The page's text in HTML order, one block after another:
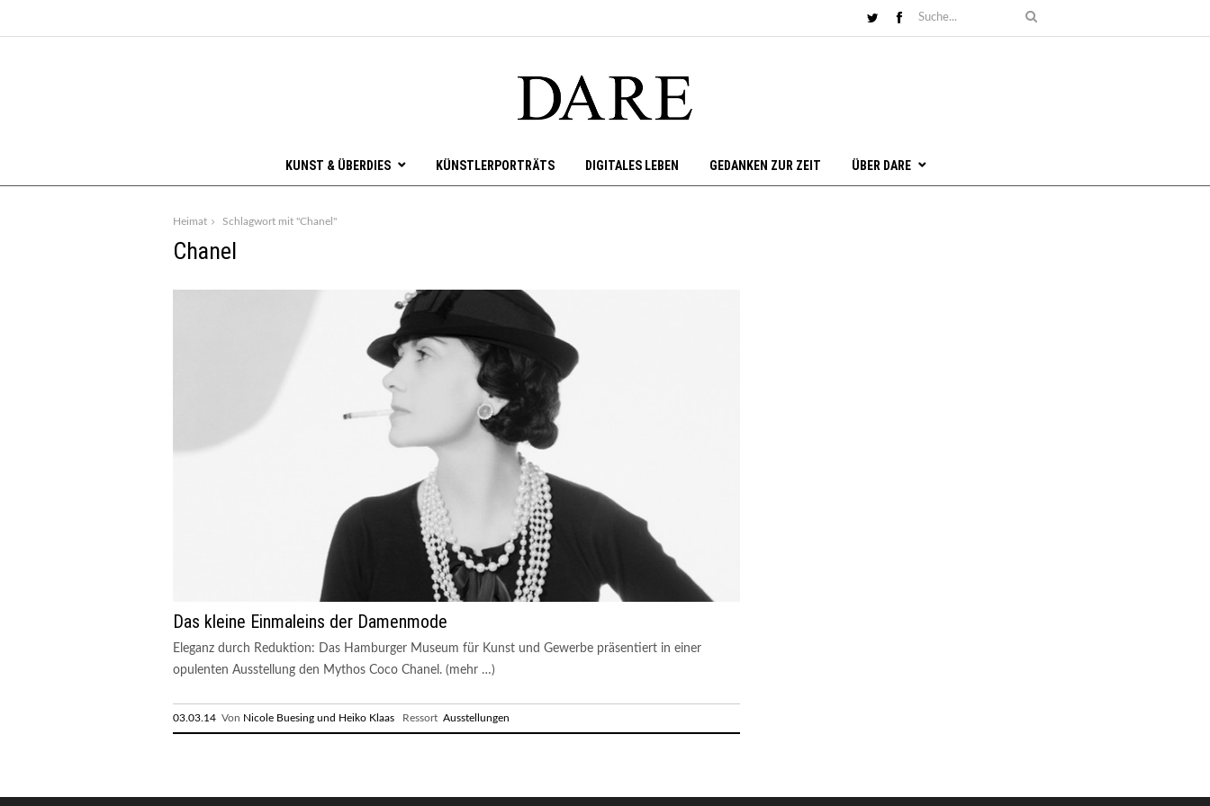
KUNST & ÜBERDIES KÜNSTLERPORTRÄTS DIGITALES LEBEN GEDANKEN ZUR ZEIT ÜBER DARE
Heimat Schlagwort mit "Chanel"
Chanel
Das kleine Einmaleins der Damenmode
Eleganz durch Reduktion: Das Hamburger Museum für Kunst und Gewerbe präsentiert in einer
opulenten Ausstellung den Mythos Coco Chanel. (mehr …)
03.03.14 Von Nicole Buesing und Heiko Klaas Ressort Ausstellungen